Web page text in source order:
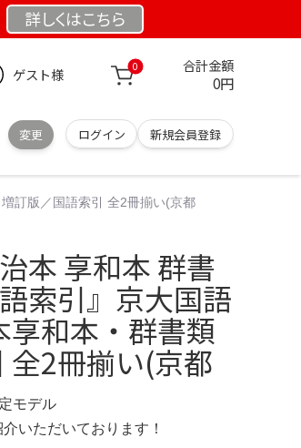
詳しくはこちら
ゲスト様 0 合計金額
0円
変更 ログイン 新規会員登録
訂版／国語索引 全2冊揃い(京都
本 享和本 群書
索引』京大国語
享和本・群書類
全2冊揃い(京都
モデル
いただいております！